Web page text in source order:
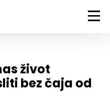
život
bez čaja od